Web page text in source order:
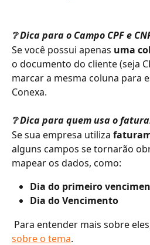
❔ Dica para o Campo CPF e
Se você possui apenas uma
o documento do cliente (seja
marcar a mesma coluna para
Conexa.
❔ Dica para quem usa o
Se sua empresa utiliza
alguns campos se tornarão
mapear os dados, como:
Dia do primeiro
Dia do Vencimento
Para entender mais sobre
sobre o tema.